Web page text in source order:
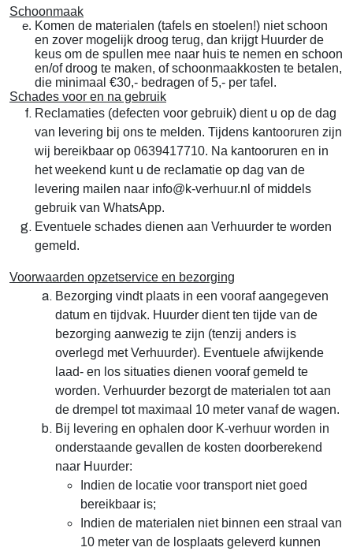
Schoonmaak
Komen de materialen (tafels en stoelen!) niet schoon
en zover mogelijk droog terug, dan krijgt Huurder de
keus om de spullen mee naar huis te nemen en schoon
en/of droog te maken, of schoonmaakkosten te betalen,
die minimaal €30,- bedragen of 5,- per tafel.
Schades voor en na gebruik
Reclamaties (defecten voor gebruik) dient u op de dag
van levering bij ons te melden. Tijdens kantooruren zijn
wij bereikbaar op 0639417710. Na kantooruren en in
het weekend kunt u de reclamatie op dag van de
levering mailen naar info@k-verhuur.nl of middels
gebruik van WhatsApp.
Eventuele schades dienen aan Verhuurder te worden
gemeld.
Voorwaarden opzetservice en bezorging
Bezorging vindt plaats in een vooraf aangegeven
datum en tijdvak. Huurder dient ten tijde van de
bezorging aanwezig te zijn (tenzij anders is
overlegd met Verhuurder). Eventuele afwijkende
laad- en los situaties dienen vooraf gemeld te
worden. Verhuurder bezorgt de materialen tot aan
de drempel tot maximaal 10 meter vanaf de wagen.
Bij levering en ophalen door K-verhuur worden in
onderstaande gevallen de kosten doorberekend
naar Huurder:
Indien de locatie voor transport niet goed
bereikbaar is;
Indien de materialen niet binnen een straal van
10 meter van de losplaats geleverd kunnen